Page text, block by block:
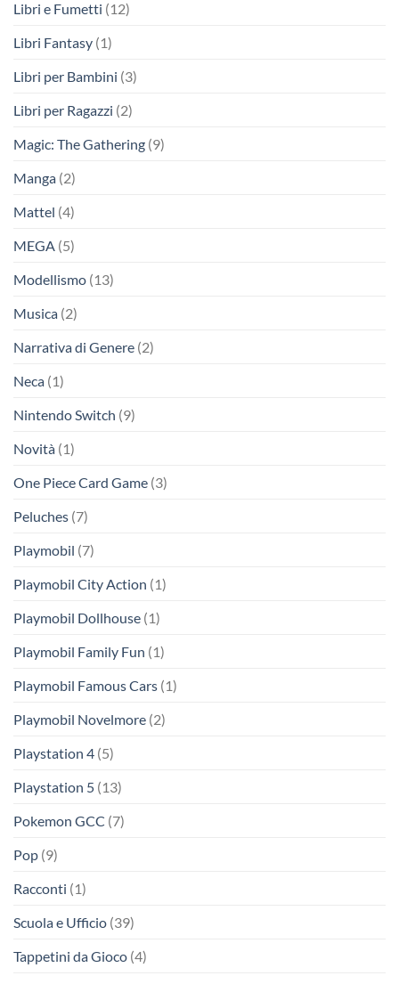
Libri e Fumetti (12)
Libri Fantasy (1)
Libri per Bambini (3)
Libri per Ragazzi (2)
Magic: The Gathering (9)
Manga (2)
Mattel (4)
MEGA (5)
Modellismo (13)
Musica (2)
Narrativa di Genere (2)
Neca (1)
Nintendo Switch (9)
Novità (1)
One Piece Card Game (3)
Peluches (7)
Playmobil (7)
Playmobil City Action (1)
Playmobil Dollhouse (1)
Playmobil Family Fun (1)
Playmobil Famous Cars (1)
Playmobil Novelmore (2)
Playstation 4 (5)
Playstation 5 (13)
Pokemon GCC (7)
Pop (9)
Racconti (1)
Scuola e Ufficio (39)
Tappetini da Gioco (4)